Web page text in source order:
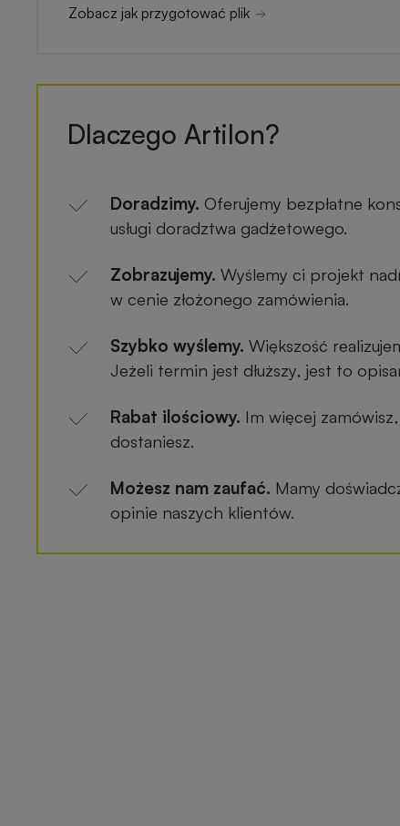
Zobacz jak przygotować plik
Dlaczego Artilon?
Doradzimy. Oferujemy bezpłatne
usługi doradztwa gadżetowego.
Zobrazujemy. Wyślemy ci projekt
w cenie złożonego zamówienia.
Szybko wyślemy. Większość
Jeżeli termin jest dłuższy, jest to
Rabat ilościowy. Im więcej
dostaniesz.
Możesz nam zaufać. Mamy
opinie naszych klientów.